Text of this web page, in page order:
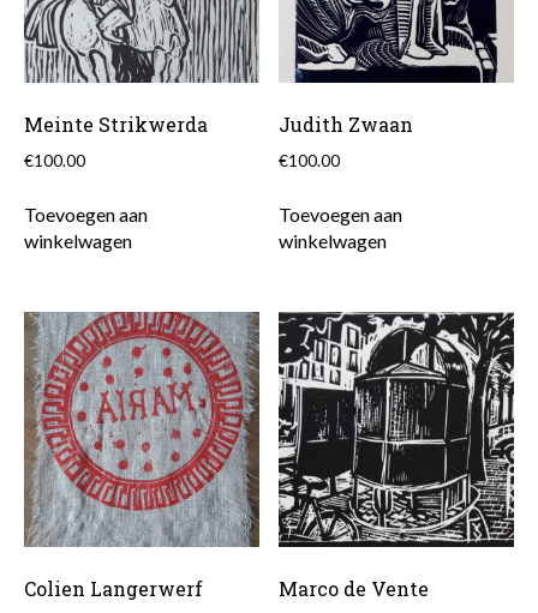
Meinte Strikwerda
€100.00
Toevoegen aan
winkelwagen
Judith Zwaan
€100.00
Toevoegen aan
winkelwagen
Colien Langerwerf Marco de Vente